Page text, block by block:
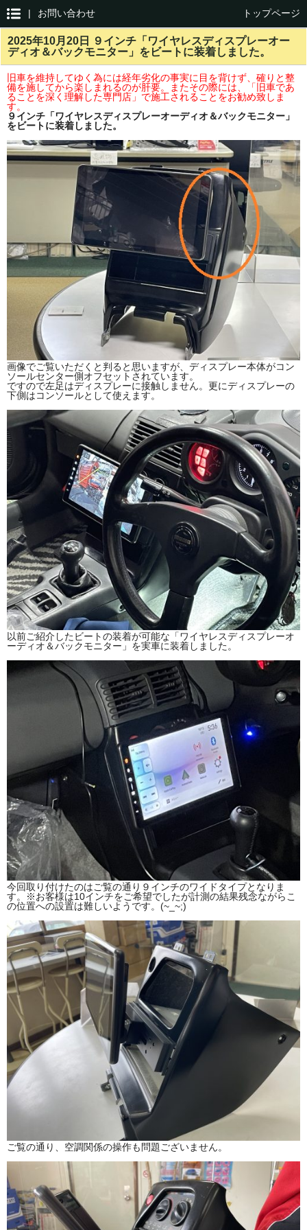
| お問い合わせ トップページ
2025年10月20日 ９インチ「ワイヤレスディスプレーオー
ディオ＆バックモニター」をビートに装着しました。
旧車を維持してゆく為には経年劣化の事実に目を背けず、確りと整
備を施してから楽しまれるのが肝要。またその際には、「旧車であ
ることを深く理解した専門店」で施工されることをお勧め致しま
す。
９インチ「ワイヤレスディスプレーオーディオ＆バックモニター」
をビートに装着しました。
画像でご覧いただくと判ると思いますが、ディスプレー本体がコン
ソールセンター側オフセットされています。
ですので左足はディスプレーに接触しません。更にディスプレーの
下側はコンソールとして使えます。
以前ご紹介したビートの装着が可能な「ワイヤレスディスプレーオ
ーディオ＆バックモニター」を実車に装着しました。
今回取り付けたのはご覧の通り９インチのワイドタイプとなりま
す。※お客様は10インチをご希望でしたが計測の結果残念ながらこ
の位置への設置は難しいようです。(~_~;)
ご覧の通り、空調関係の操作も問題ございません。